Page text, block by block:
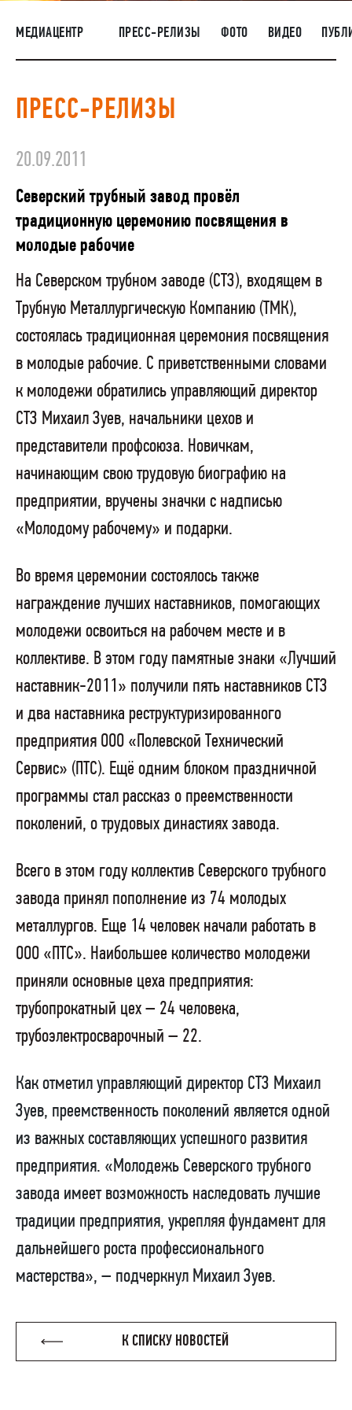
НАШИ ЛЮДИ
ОКРУЖАЮЩАЯ СРЕДА
ЗАКУПКИ
МЕДИАЦЕНТР ПРЕСС-РЕЛИЗЫ ФОТО ВИДЕО
ПРЕСС-РЕЛИЗЫ
20.09.2011
Северский трубный завод провёл
традиционную церемонию посвящения в
молодые рабочие
На Северском трубном заводе (СТЗ), входящем в
Трубную Металлургическую Компанию (ТМК),
состоялась традиционная церемония посвящения
в молодые рабочие. С приветственными словами
к молодежи обратились управляющий директор
СТЗ Михаил Зуев, начальники цехов и
представители профсоюза. Новичкам,
начинающим свою трудовую биографию на
предприятии, вручены значки с надписью
«Молодому рабочему» и подарки.
Во время церемонии состоялось также
награждение лучших наставников, помогающих
молодежи освоиться на рабочем месте и в
коллективе. В этом году памятные знаки «Лучший
наставник-2011» получили пять наставников СТЗ
и два наставника реструктуризированного
предприятия ООО «Полевской Технический
Сервис» (ПТС). Ещё одним блоком праздничной
программы стал рассказ о преемственности
поколений, о трудовых династиях завода.
Всего в этом году коллектив Северского трубного
завода принял пополнение из 74 молодых
металлургов. Еще 14 человек начали работать в
ООО «ПТС». Наибольшее количество молодежи
приняли основные цеха предприятия:
трубопрокатный цех – 24 человека,
трубоэлектросварочный – 22.
Как отметил управляющий директор СТЗ Михаил
Зуев, преемственность поколений является одной
из важных составляющих успешного развития
предприятия. «Молодежь Северского трубного
завода имеет возможность наследовать лучшие
традиции предприятия, укрепляя фундамент для
дальнейшего роста профессионального
мастерства», – подчеркнул Михаил Зуев.
К СПИСКУ НОВОСТЕЙ